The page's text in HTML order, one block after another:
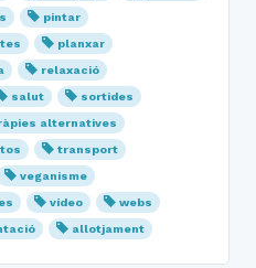
pintar
planxar
relaxació
salut
sortides
alternatives
transport
veganisme
vídeo
webs
allotjament